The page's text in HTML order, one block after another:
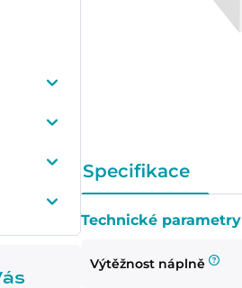
Specifikace
Technické parametry
Výtěžnost náplně